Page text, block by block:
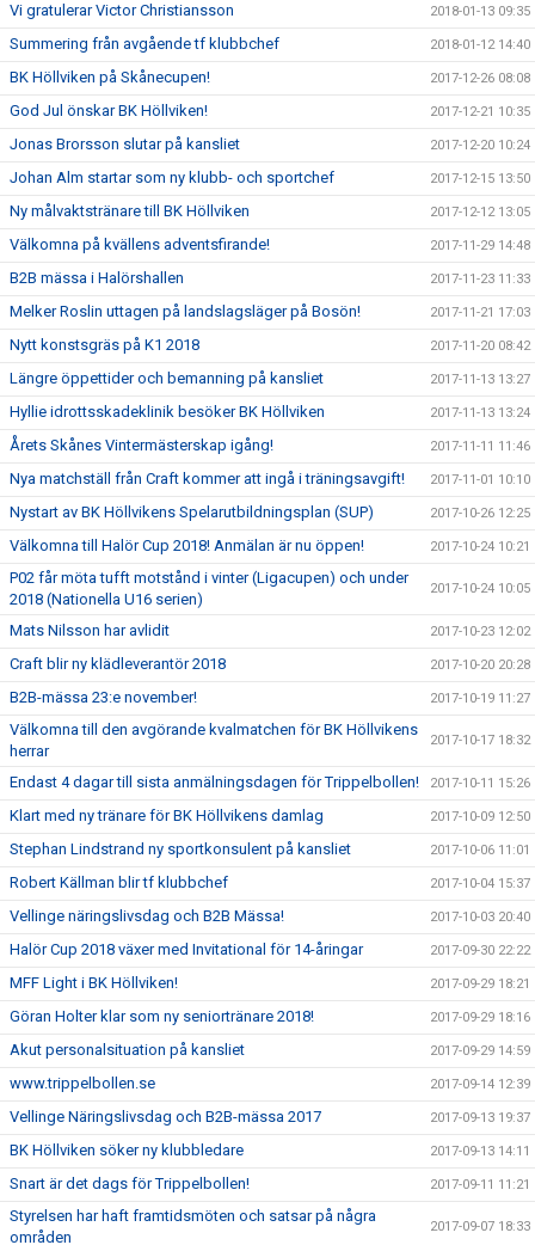
Vi gratulerar Victor Christiansson 2018-01-13 09:35
Summering från avgående tf klubbchef 2018-01-12 14:40
BK Höllviken på Skånecupen! 2017-12-26 08:08
God Jul önskar BK Höllviken! 2017-12-21 10:35
Jonas Brorsson slutar på kansliet 2017-12-20 10:24
Johan Alm startar som ny klubb- och sportchef 2017-12-15 13:50
Ny målvaktstränare till BK Höllviken 2017-12-12 13:05
Välkomna på kvällens adventsfirande! 2017-11-29 14:48
B2B mässa i Halörshallen 2017-11-23 11:33
Melker Roslin uttagen på landslagsläger på Bosön! 2017-11-21 17:03
Nytt konstsgräs på K1 2018 2017-11-20 08:42
Längre öppettider och bemanning på kansliet 2017-11-13 13:27
Hyllie idrottsskadeklinik besöker BK Höllviken 2017-11-13 13:24
Årets Skånes Vintermästerskap igång! 2017-11-11 11:46
Nya matchställ från Craft kommer att ingå i träningsavgift! 2017-11-01 10:10
Nystart av BK Höllvikens Spelarutbildningsplan (SUP) 2017-10-26 12:25
Välkomna till Halör Cup 2018! Anmälan är nu öppen! 2017-10-24 10:21
P02 får möta tufft motstånd i vinter (Ligacupen) och under
2018 (Nationella U16 serien)
2017-10-24 10:05
Mats Nilsson har avlidit 2017-10-23 12:02
Craft blir ny klädleverantör 2018 2017-10-20 20:28
B2B-mässa 23:e november! 2017-10-19 11:27
Välkomna till den avgörande kvalmatchen för BK Höllvikens
herrar
2017-10-17 18:32
Endast 4 dagar till sista anmälningsdagen för Trippelbollen! 2017-10-11 15:26
Klart med ny tränare för BK Höllvikens damlag 2017-10-09 12:50
Stephan Lindstrand ny sportkonsulent på kansliet 2017-10-06 11:01
Robert Källman blir tf klubbchef 2017-10-04 15:37
Vellinge näringslivsdag och B2B Mässa! 2017-10-03 20:40
Halör Cup 2018 växer med Invitational för 14-åringar 2017-09-30 22:22
MFF Light i BK Höllviken! 2017-09-29 18:21
Göran Holter klar som ny seniortränare 2018! 2017-09-29 18:16
Akut personalsituation på kansliet 2017-09-29 14:59
www.trippelbollen.se 2017-09-14 12:39
Vellinge Näringslivsdag och B2B-mässa 2017 2017-09-13 19:37
BK Höllviken söker ny klubbledare 2017-09-13 14:11
Snart är det dags för Trippelbollen! 2017-09-11 11:21
Styrelsen har haft framtidsmöten och satsar på några
områden
2017-09-07 18:33